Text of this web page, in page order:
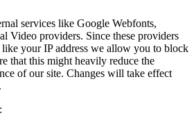
services like Google Webfonts,
Video providers. Since these providers
like your IP address we allow you to block
that this might heavily reduce the
of our site. Changes will take effect